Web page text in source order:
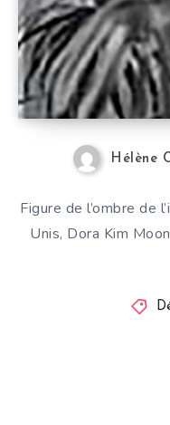
Hélène
Figure de l’ombre de
Unis, Dora Kim